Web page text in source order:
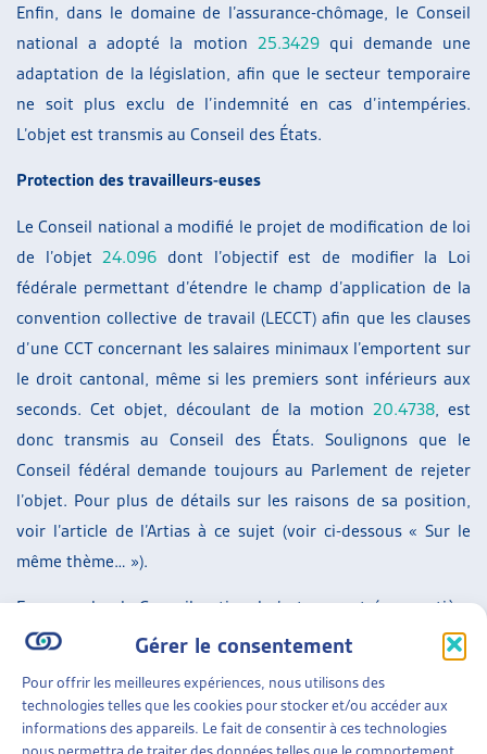
Gérer le consentement
Pour offrir les meilleures expériences, nous utilisons des
technologies telles que les cookies pour stocker et/ou accéder aux
informations des appareils. Le fait de consentir à ces technologies
Enfin, dans le domaine de l’assurance-chômage, le Conseil
national a adopté la motion 25.3429qui demande une
adaptation de la législation, afin que le secteur temporaire
ne soit plus exclu de l’indemnité en cas d’intempéries.
L’objet est transmis au Conseil des États.
Protection des travailleurs-euses
Le Conseil national a modifié le projet de modification de loi
de l’objet 24.096 dont l’objectif est de modifier la Loi
fédérale permettant d’étendre le champ d’application de la
convention collective de travail (LECCT) afin que les clauses
d’une CCT concernant les salaires minimaux l’emportent sur
le droit cantonal, même si les premiers sont inférieurs aux
seconds. Cet objet, découlant de la motion 20.4738, est
donc transmis au Conseil des États. Soulignons que le
Conseil fédéral demande toujours au Parlement de rejeter
l’objet. Pour plus de détails sur les raisons de sa position,
voir l’article de l’Artias à ce sujet (voir ci-dessous « Sur le
même thème… »).
En revanche, le Conseil national n’est pas entré en matière
sur l’initiative parlementaire 18.455qui visait à accorder la
qualité de personne exerçant une activité lucrative
indépendante en tenant compte du contrat conclu entre les
parties. L’objet est donc définitivement liquidé. Pour rappel,